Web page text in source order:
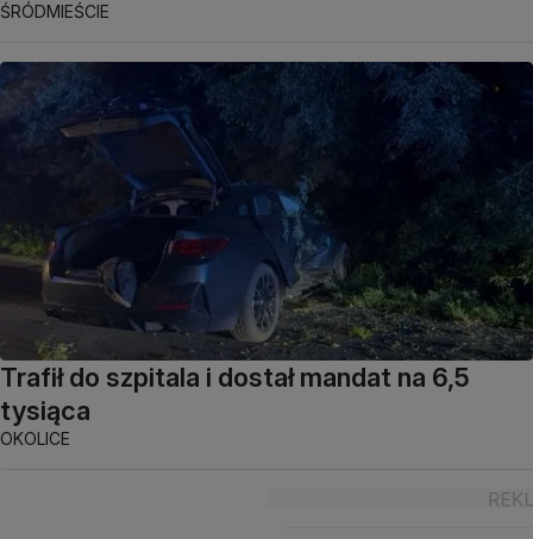
ŚRÓDMIEŚCIE
Trafił do szpitala i dostał mandat na 6,5
tysiąca
OKOLICE